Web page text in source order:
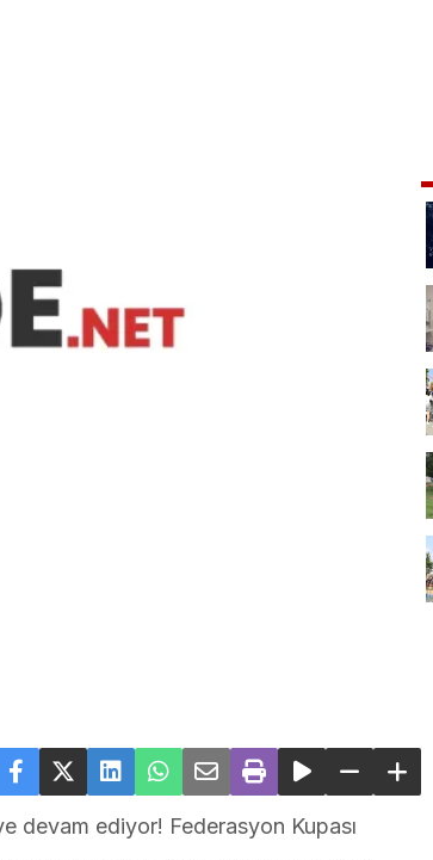
devam ediyor! Federasyon Kupası